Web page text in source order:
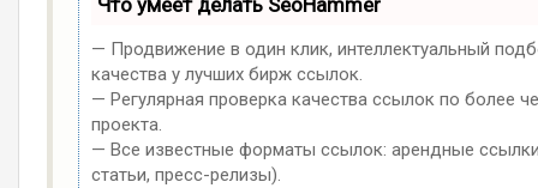
Что умеет делать SeoHammer
— Продвижение в один клик, интеллектуальный
качества у лучших бирж ссылок.
— Регулярная проверка качества ссылок по более
проекта.
— Все известные форматы ссылок: арендные
статьи, пресс-релизы).